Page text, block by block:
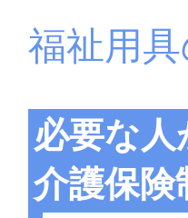
福祉用
必要な
介護保険